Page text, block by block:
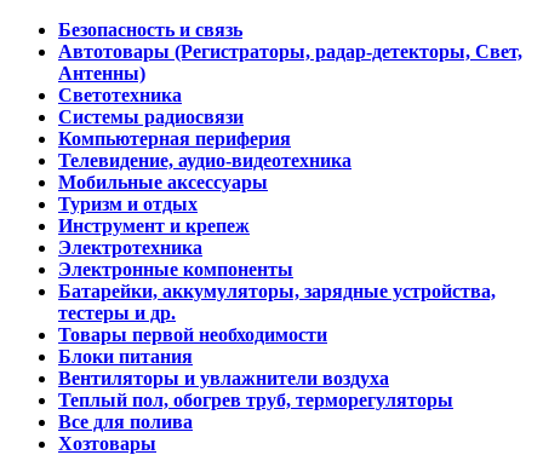
Безопасность и связь
Автотовары (Регистраторы, радар-детекторы, Свет,
Антенны)
Светотехника
Системы радиосвязи
Компьютерная периферия
Телевидение, аудио-видеотехника
Мобильные аксессуары
Туризм и отдых
Инструмент и крепеж
Электротехника
Электронные компоненты
Батарейки, аккумуляторы, зарядные устройства,
тестеры и др.
Товары первой необходимости
Блоки питания
Вентиляторы и увлажнители воздуха
Теплый пол, обогрев труб, терморегуляторы
Все для полива
Хозтовары